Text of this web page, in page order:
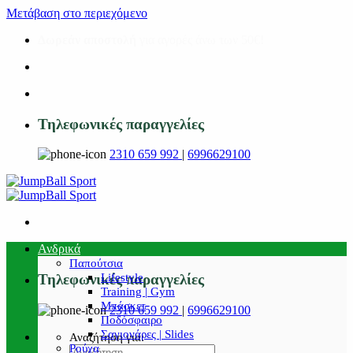
Μετάβαση στο περιεχόμενο
Τηλεφωνικές παραγγελίες
2310 659 992 | 6996629100
Τηλεφωνικές παραγγελίες
2310 659 992 | 6996629100
Αναζήτηση για:
Ανδρικά
Παπούτσια
Lifestyle
Training | Gym
Μπάσκετ
Ποδόσφαιρο
Σαγιονάρες | Slides
Ρούχα